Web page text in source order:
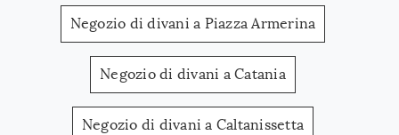
Negozio di divani a Piazza Armerina
Negozio di divani a Catania
Negozio di divani a Caltanissetta